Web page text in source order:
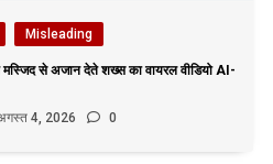
Misleading
से अजान देते शख्स का वायरल वीडियो AI-
4, 2026 0